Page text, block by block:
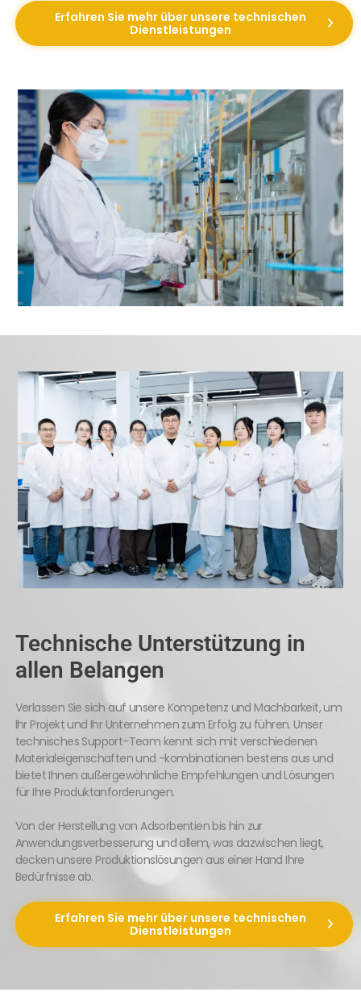
Erfahren Sie mehr über unsere technischen
Dienstleistungen
Technische Unterstützung in
allen Belangen
Verlassen Sie sich auf unsere Kompetenz und Machbarkeit, um
Ihr Projekt und Ihr Unternehmen zum Erfolg zu führen. Unser
technisches Support-Team kennt sich mit verschiedenen
Materialeigenschaften und -kombinationen bestens aus und
bietet Ihnen außergewöhnliche Empfehlungen und Lösungen
für Ihre Produktanforderungen.
Von der Herstellung von Adsorbentien bis hin zur
Anwendungsverbesserung und allem, was dazwischen liegt,
decken unsere Produktionslösungen aus einer Hand Ihre
Bedürfnisse ab.
Erfahren Sie mehr über unsere technischen
Dienstleistungen